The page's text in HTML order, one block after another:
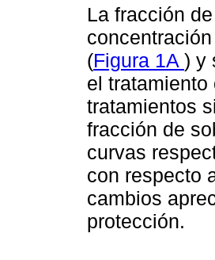
La fracción
(Figura 1A ) y
el
tratamientos
fracción de
curvas
con respecto
cambios
protección.